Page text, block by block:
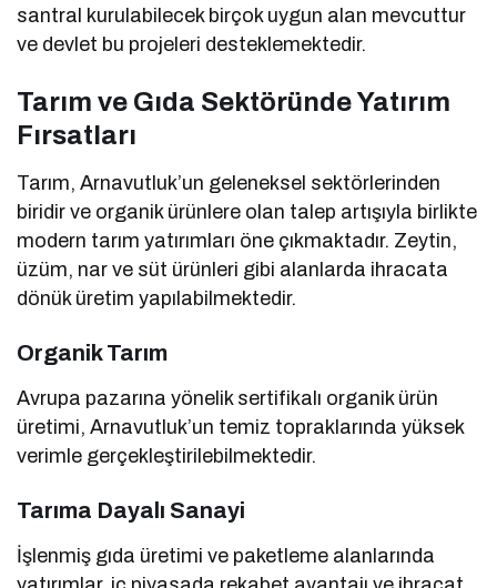
santral kurulabilecek birçok uygun alan mevcuttur
ve devlet bu projeleri desteklemektedir.
Tarım ve Gıda Sektöründe Yatırım
Fırsatları
Tarım, Arnavutluk’un geleneksel sektörlerinden
biridir ve organik ürünlere olan talep artışıyla birlikte
modern tarım yatırımları öne çıkmaktadır. Zeytin,
üzüm, nar ve süt ürünleri gibi alanlarda ihracata
dönük üretim yapılabilmektedir.
Organik Tarım
Avrupa pazarına yönelik sertifikalı organik ürün
üretimi, Arnavutluk’un temiz topraklarında yüksek
verimle gerçekleştirilebilmektedir.
Tarıma Dayalı Sanayi
İşlenmiş gıda üretimi ve paketleme alanlarında